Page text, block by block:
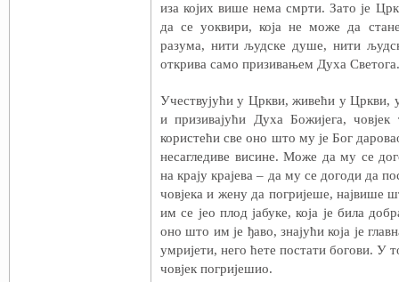
иза којих више нема смрти. Зато је
да се уоквири, која не може да
разума, нити људске душе, нити
открива само призивањем Духа Светога.
Учествујући у Цркви, живећи у Цркви,
и призивајући Духа Божијега,
користећи све оно што му је Бог
несагледиве висине. Може да му се
на крају крајева – да му се догоди да
човјека и жену да погријеше, највише
им се јео плод јабуке, која је била
оно што им је ђаво, знајући која је
умријети, него ћете постати богови. У
човјек погријешио.